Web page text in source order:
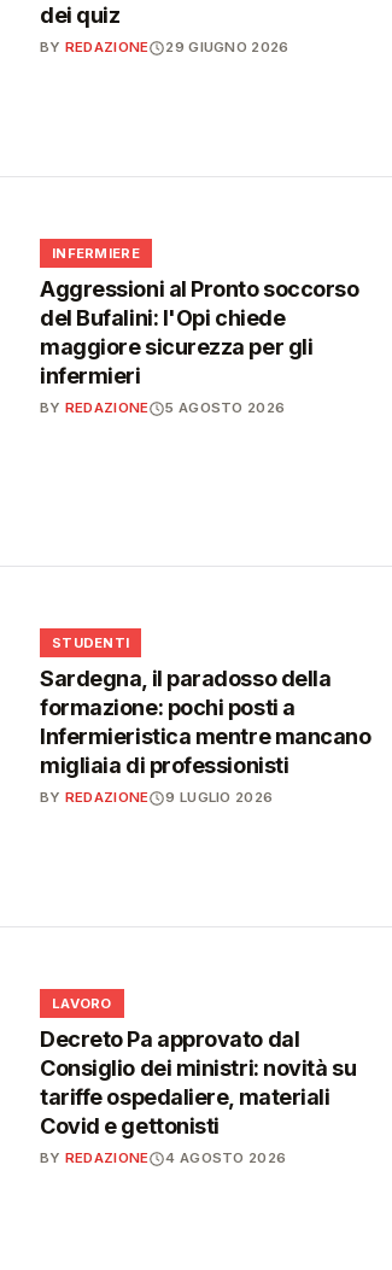
dei quiz
BY REDAZIONE 29 GIUGNO 2026
🩺
INFERMIERE
Aggressioni al Pronto soccorso
del Bufalini: l'Opi chiede
maggiore sicurezza per gli
infermieri
BY REDAZIONE 5 AGOSTO 2026
🎓
STUDENTI
Sardegna, il paradosso della
formazione: pochi posti a
Infermieristica mentre mancano
migliaia di professionisti
BY REDAZIONE 9 LUGLIO 2026
💼
LAVORO
Decreto Pa approvato dal
Consiglio dei ministri: novità su
tariffe ospedaliere, materiali
Covid e gettonisti
BY REDAZIONE 4 AGOSTO 2026